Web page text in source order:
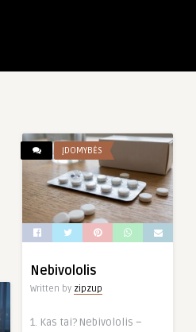
ĮDOMYBĖS
Nebivololis
Written by zipzup
1. Kas tai? Nebivololis –